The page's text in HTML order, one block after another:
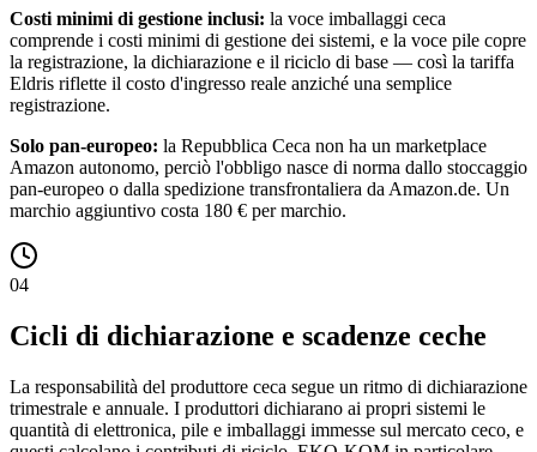
Costi minimi di gestione inclusi: la voce imballaggi ceca
comprende i costi minimi di gestione dei sistemi, e la voce pile copre
la registrazione, la dichiarazione e il riciclo di base — così la tariffa
Eldris riflette il costo d'ingresso reale anziché una semplice
registrazione.
Solo pan-europeo: la Repubblica Ceca non ha un marketplace
Amazon autonomo, perciò l'obbligo nasce di norma dallo stoccaggio
pan-europeo o dalla spedizione transfrontaliera da Amazon.de. Un
marchio aggiuntivo costa 180 € per marchio.
04
Cicli di dichiarazione e scadenze ceche
La responsabilità del produttore ceca segue un ritmo di dichiarazione
trimestrale e annuale. I produttori dichiarano ai propri sistemi le
quantità di elettronica, pile e imballaggi immesse sul mercato ceco, e